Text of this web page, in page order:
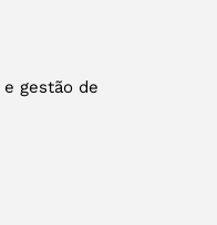
gestão de